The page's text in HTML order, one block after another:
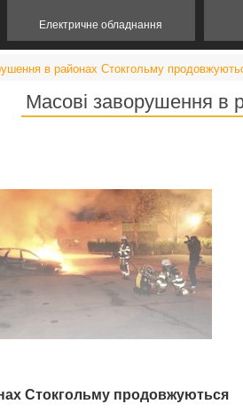
Електричне обладнання
в районах Стокгольму
Масові заворушення в
Стокгольму продовжуються